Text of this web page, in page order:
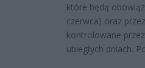
które będą
czerwca) oraz
kontrolowane
ubiegłych dniach.